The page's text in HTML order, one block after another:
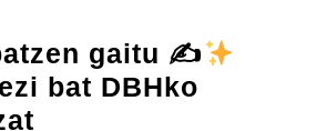
gaitu ✍
bat DBHko